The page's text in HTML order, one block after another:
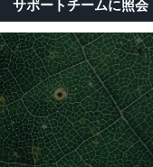
サポートチームに照会